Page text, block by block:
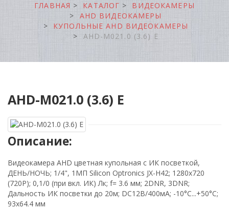
ГЛАВНАЯ КАТАЛОГ
ВИДЕОКАМЕРЫ
AHD ВИДЕОКАМЕРЫ
КУПОЛЬНЫЕ AHD ВИДЕОКАМЕРЫ
AHD-M021.0 (3.6) E
AHD-M021.0 (3.6) E
Описание:
Видеокамера AHD цветная купольная с ИК посветкой,
ДЕНЬ/НОЧЬ; 1/4", 1МП Silicon Optronics JX-H42; 1280х720
(720P); 0,1/0 (при вкл. ИК) Лк; f= 3.6 мм; 2DNR, 3DNR;
Дальность ИК посветки до 20м; DC12В/400мА; -10°C...+50°C;
93х64.4 мм